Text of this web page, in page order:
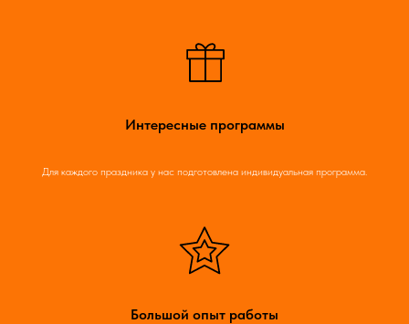
Интересные программы
Для каждого праздника у нас подготовлена индивидуальная программа.
Большой опыт работы